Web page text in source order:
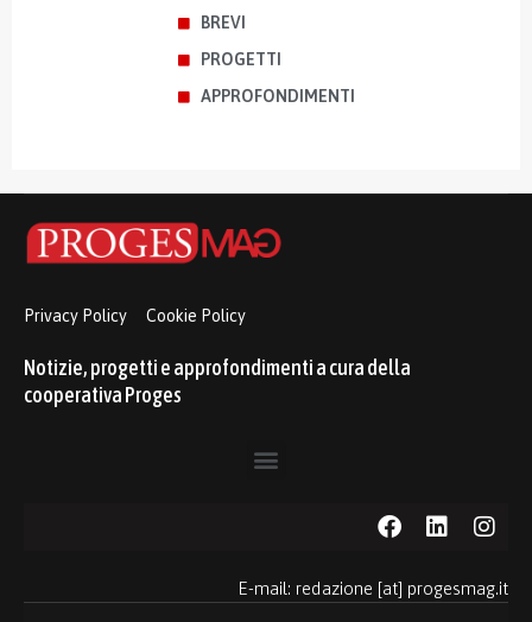
BREVI
PROGETTI
APPROFONDIMENTI
Privacy Policy Cookie Policy
Notizie, progetti e approfondimenti a cura della
cooperativa Proges
E-mail: redazione [at] progesmag.it